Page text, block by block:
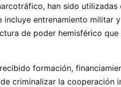
han sido utilizadas
entrenamiento militar
de poder hemisférico
formación,
criminalizar la cooperación